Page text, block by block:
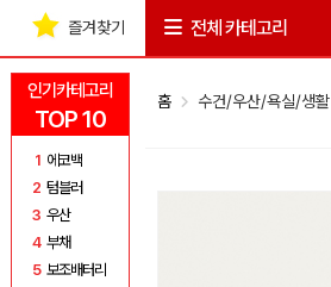
인기카테고리
TOP 10
1 에코백
2 텀블러
3 우산
4 부채
5 보조배터리
즐겨찾기 전체 카테고리
홈 수건/우산/욕실/생활